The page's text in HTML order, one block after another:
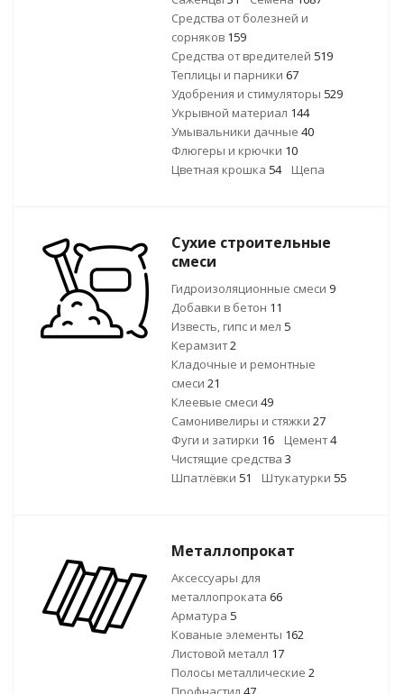
Средства от болезней и
сорняков 159
Средства от вредителей 519
Теплицы и парники 67
Удобрения и стимуляторы 529
Укрывной материал 144
Умывальники дачные 40
Флюгеры и крючки 10
Цветная крошка 54 Щепа
Сухие строительные
смеси
Гидроизоляционные смеси 9
Добавки в бетон 11
Известь, гипс и мел 5
Керамзит2
Кладочные и ремонтные
смеси 21
Клеевые смеси 49
Самонивелиры и стяжки 27
Фуги и затирки 16 Цемент4
Чистящие средства 3
Шпатлёвки 51 Штукатурки 55
Металлопрокат
Аксессуары для
металлопроката 66
Арматура 5
Кованые элементы 162
Листовой металл 17
Полосы металлические 2